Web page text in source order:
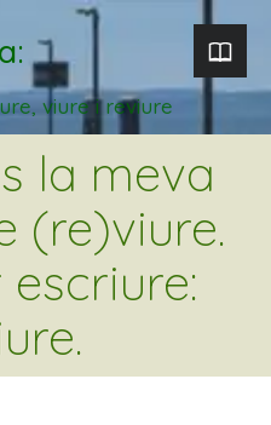
viure i reviure
la meva
(re)viure.